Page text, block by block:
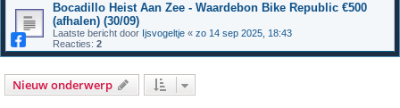
Bocadillo Heist Aan Zee - Waardebon Bike Republic €500
(afhalen) (30/09)
Laatste bericht door Ijsvogeltje « zo 14 sep 2025, 18:43
Reacties: 2
Nieuw onderwerp